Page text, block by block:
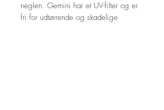
neglen. Gemini har et UV-filter og er
fri for udtørrende og skadelige